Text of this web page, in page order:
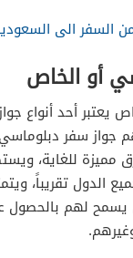
الى السعودية
أو الخاص
يعتبر أحد أنواع
جواز سفر
مميزة للغاية،
تقريباً،
لهم بالحصول